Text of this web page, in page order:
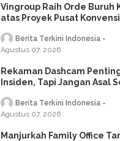
Vingroup Raih Orde Buruh
atas Proyek Pusat
Berita Terkini Indonesia
Agustus 07, 2026
Rekaman Dashcam
Insiden, Tapi Jangan Asal
Berita Terkini Indonesia
Agustus 07, 2026
Manjurkah Family Office